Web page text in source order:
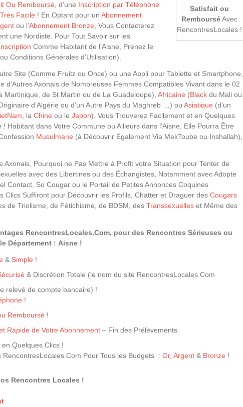
Satisfait ou
RembourséAvec
RencontresLocales !
Ou Remboursé , d’une Inscription par Téléphone
Facile ! En Optant pour un Abonnement
ou l’Abonnement Bronze , Vous Contacterez
une Nordiste. Pour Tout Savoir sur les
Comme Habitant de l’Aisne, Prenez le
Conditions Générales d’Utilisation).
Site (Comme Fruitz ou Once) ou une Appli pour Tablette et Smartphone,
d’Autres Axonais de Nombreuses Femmes Compatibles Vivant dans le 02
Martinique, de St Martin ou de La Guadeloupe), Africaine (Black du Mali ou
d’Algérie ou d’un Autre Pays du Maghreb …) ou Asiatique (d’un
, la Chine ou le Japon). Vous Trouverez Facilement et en Quelques
! Habitant dans Votre Commune ou Ailleurs dans l’Aisne, Elle Pourra Être
Musulmane (à Découvrir Également Via MekToube ou Inshallah),
Axonais, Pourquoi ne Pas Mettre à Profit votre Situation pour Tenter de
avec des Libertines ou des Échangistes, Notamment avec Adopte
Contact, So Cougar ou le Portail de Petites Annonces Coquines
Clics Suffiront pour Découvrir les Profils, Chatter et Draguer des Cougars
de Triolisme, de Fétichisme, de BDSM, des Transsexuelles et Même des
RencontresLocales.Com, pour des Rencontres Sérieuses ou
Département : Aisne !
& Simple !
& Discrétion Totale (le nom du site RencontresLocales.Com
relevé de compte bancaire) !
!
Remboursé !
Rapide de Votre Abonnement – Fin des Prélèvements
Quelques Clics !
RencontresLocales.Com Pour Tous les Budgets : Or, Argent & Bronze !
Rencontres Locales !